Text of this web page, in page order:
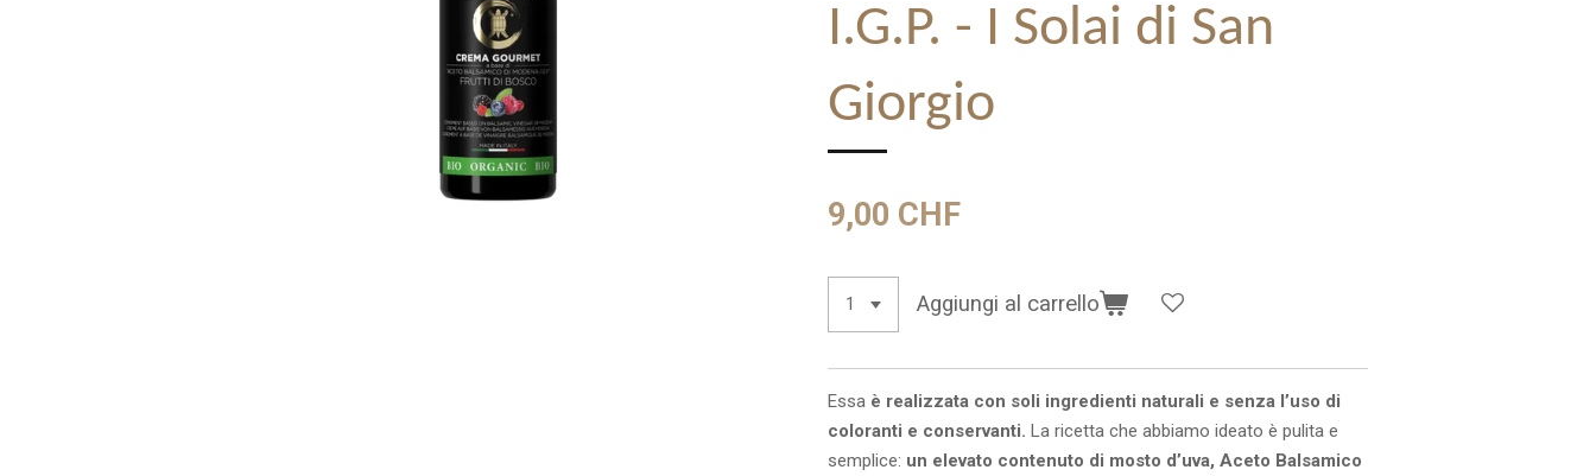
I.G.P. - I Solai di San
Giorgio
9,00 CHF
Aggiungi al carrello
Essa è realizzata con soli ingredienti naturali e senza l’uso di
coloranti e conservanti. La ricetta che abbiamo ideato è pulita e
semplice: un elevato contenuto di mosto d’uva, Aceto Balsamico